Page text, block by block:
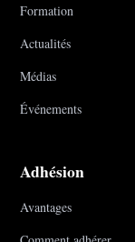
Formation
Actualités
Médias
Événements
Adhésion
Avantages